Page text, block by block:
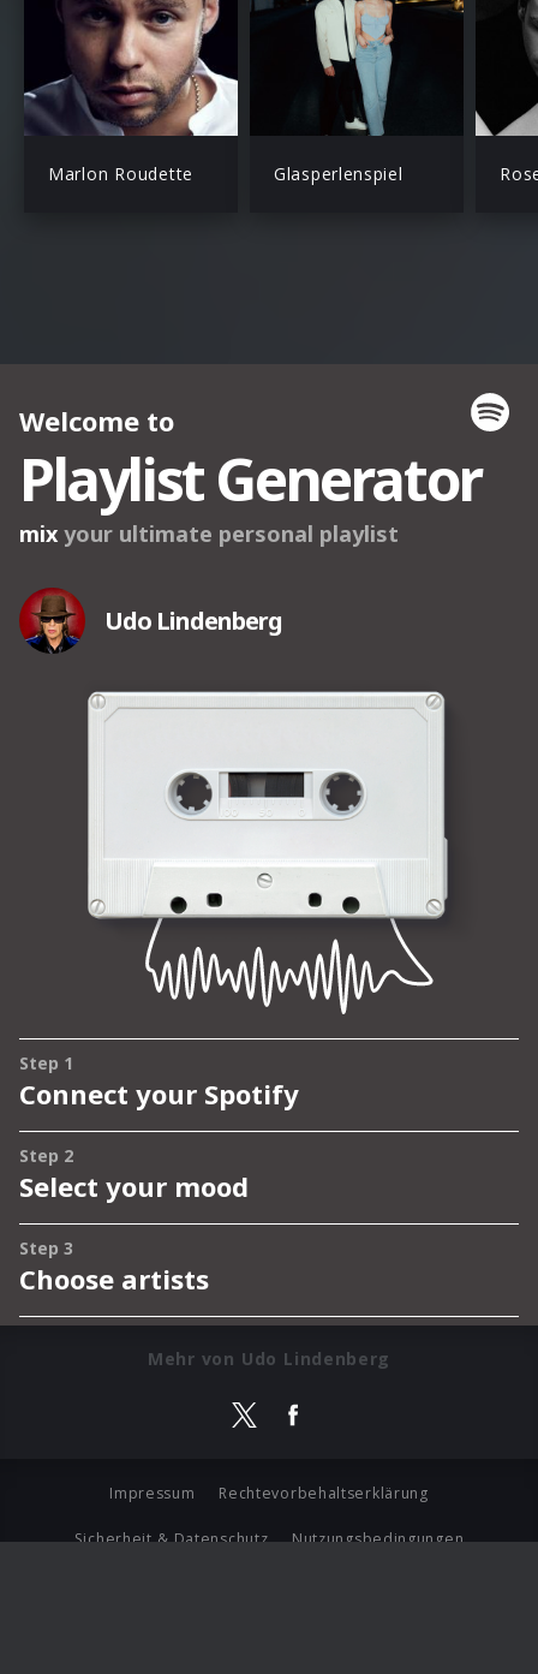
Marlon Roudette Glasperlenspiel
Mehr von Udo Lindenberg
Impressum Rechtevorbehaltserklärung
Sicherheit & Datenschutz Nutzungsbedingungen